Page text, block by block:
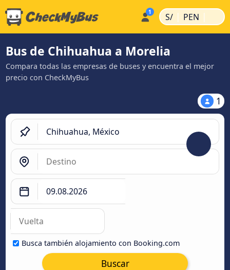
S/ | PEN |
Bus de Chihuahua a Morelia
Compara todas las empresas de buses y encuentra el mejor
precio con CheckMyBus
1
Busca también alojamiento con Booking.com
Buscar